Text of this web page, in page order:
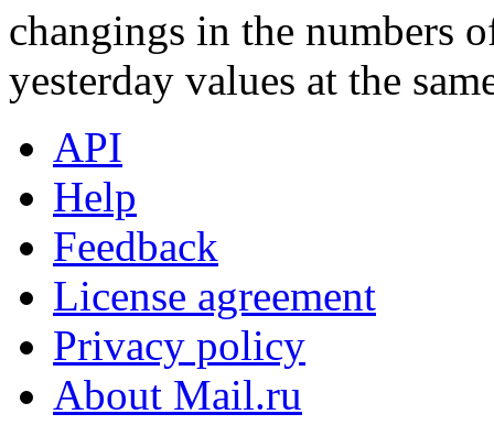
changings in the numbers
yesterday values at the
API
Help
Feedback
License agreement
Privacy policy
About Mail.ru